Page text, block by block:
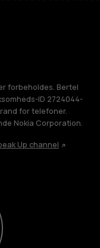
forbeholdes. Bertel
ID 2724044-
for telefoner.
Nokia Corporation.
Up channel